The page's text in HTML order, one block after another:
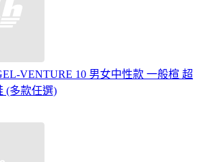
VENTURE 10 男女中性款 一般楦 超
(多款任選)